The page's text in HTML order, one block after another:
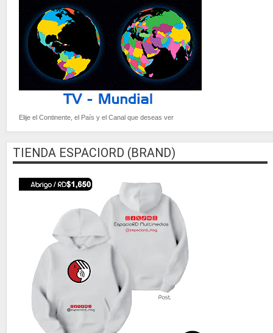
Elije el Continente, el País y el Canal que deseas ver
TIENDA ESPACIORD (BRAND)